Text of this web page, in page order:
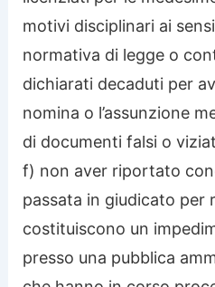
motivi disciplinari ai
normativa di legge o
dichiarati decaduti per
nomina o l’assunzione
di documenti falsi o
f) non aver riportato
passata in giudicato per
costituiscono un
presso una pubblica